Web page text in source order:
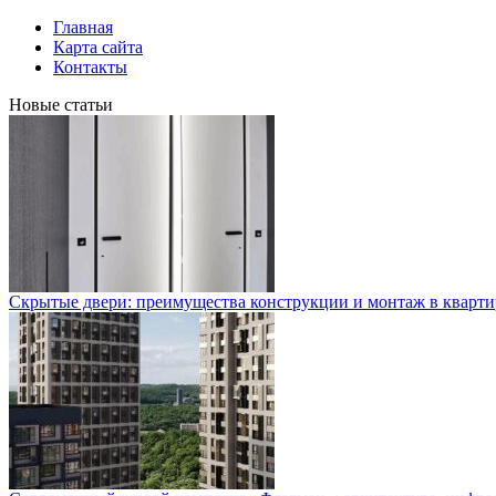
Главная
Карта сайта
Контакты
Новые статьи
Скрытые двери: преимущества конструкции и монтаж в